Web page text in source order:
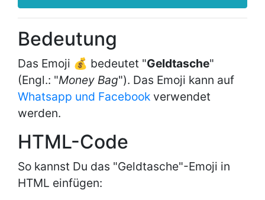
Bedeutung
Das Emoji 💰 bedeutet "Geldtasche"
(Engl.: "Money Bag"). Das Emoji kann auf
Whatsapp und Facebook verwendet
werden.
HTML-Code
So kannst Du das "Geldtasche"-Emoji in
HTML einfügen: